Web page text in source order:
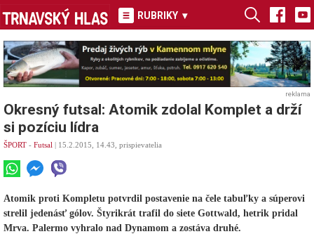
RUBRIKY ▾
reklama
Okresný futsal: Atomik zdolal Komplet a drží
si pozíciu lídra
ŠPORT - Futsal | 15.2.2015, 14.43, prispievatelia
Atomik proti Kompletu potvrdil postavenie na čele tabuľky a súperovi
strelil jedenásť gólov. Štyrikrát trafil do siete Gottwald, hetrik pridal
Mrva. Palermo vyhralo nad Dynamom a zostáva druhé.